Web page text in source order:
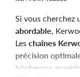
Si vous cherchez
abordable,
Leschaînes
précision
bûcherons